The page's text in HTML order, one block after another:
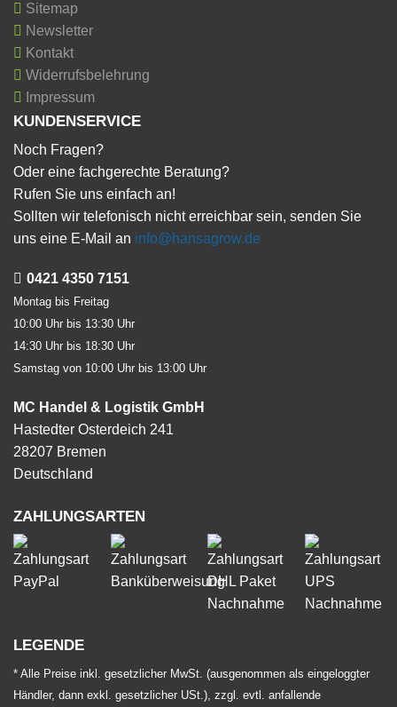
Sitemap
Newsletter
Kontakt
Widerrufsbelehrung
Impressum
KUNDENSERVICE
Noch Fragen?
Oder eine fachgerechte Beratung?
Rufen Sie uns einfach an!
Sollten wir telefonisch nicht erreichbar sein, senden Sie
uns eine E-Mail an info@hansagrow.de
0421 4350 7151
Montag bis Freitag
10:00 Uhr bis 13:30 Uhr
14:30 Uhr bis 18:30 Uhr
Samstag von 10:00 Uhr bis 13:00 Uhr
MC Handel & Logistik GmbH
Hastedter Osterdeich 241
28207 Bremen
Deutschland
ZAHLUNGSARTEN
LEGENDE
* Alle Preise inkl. gesetzlicher MwSt. (ausgenommen als eingeloggter
Händler, dann exkl. gesetzlicher USt.), zzgl. evtl. anfallende